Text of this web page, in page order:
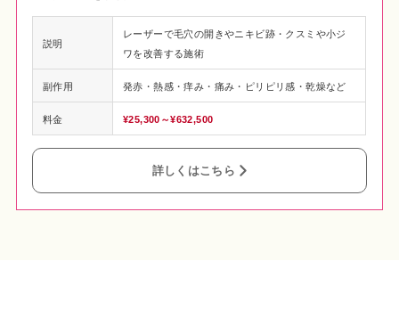
説明
レーザーで毛穴の開きやニキビ跡・クスミや小ジ
ワを改善する施術
副作用 発赤・熱感・痒み・痛み・ピリピリ感・乾燥など
料金 ¥25,300～¥632,500
詳しくはこちら